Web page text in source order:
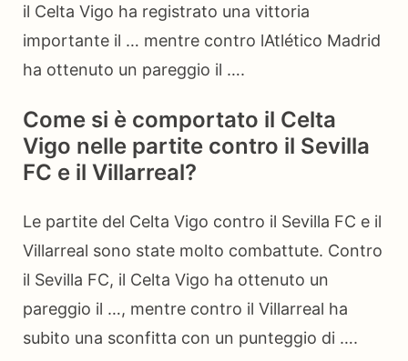
il Celta Vigo ha registrato una vittoria
importante il … mentre contro lAtlético Madrid
ha ottenuto un pareggio il ….
Come si è comportato il Celta
Vigo nelle partite contro il Sevilla
FC e il Villarreal?
Le partite del Celta Vigo contro il Sevilla FC e il
Villarreal sono state molto combattute. Contro
il Sevilla FC, il Celta Vigo ha ottenuto un
pareggio il …, mentre contro il Villarreal ha
subito una sconfitta con un punteggio di ….